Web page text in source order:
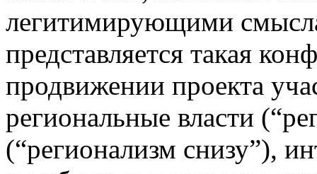
легитимирующими
представляется такая
продвижении проекта
региональные власти
(“регионализм снизу”),